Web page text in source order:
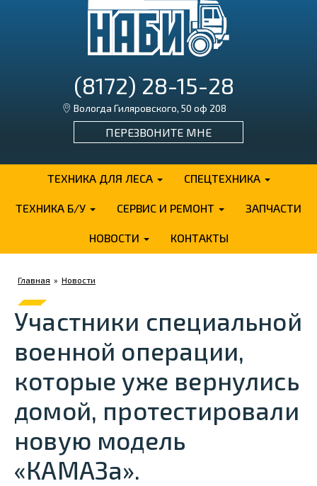
(8172) 28-15-28
Вологда Гиляровского, 50 оф 208
ПЕРЕЗВОНИТЕ МНЕ
ТЕХНИКА ДЛЯ ЛЕСА СПЕЦТЕХНИКА
ТЕХНИКА Б/У СЕРВИС И РЕМОНТ ЗАПЧАСТИ
НОВОСТИ КОНТАКТЫ
Главная » Новости
Участники специальной
военной операции,
которые уже вернулись
домой, протестировали
новую модель
«КАМАЗа».